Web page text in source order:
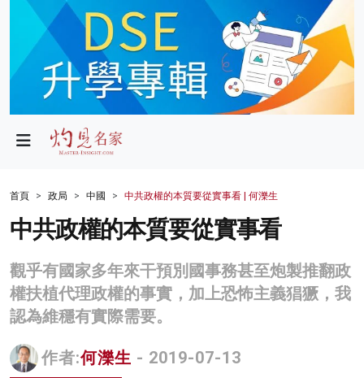
政局
財經
生活
商業
科技
影片
首頁 政局 中國 中共政權的本質要從實事看 | 何濼生
中共政權的本質要從實事看
觀乎有國家多年來干預別國事務甚至炮製推翻政
權扶植代理政權的事實，加上恐怖主義猖獗，我
認為維穩有實際需要。
作者:何濼生 - 2019-07-13